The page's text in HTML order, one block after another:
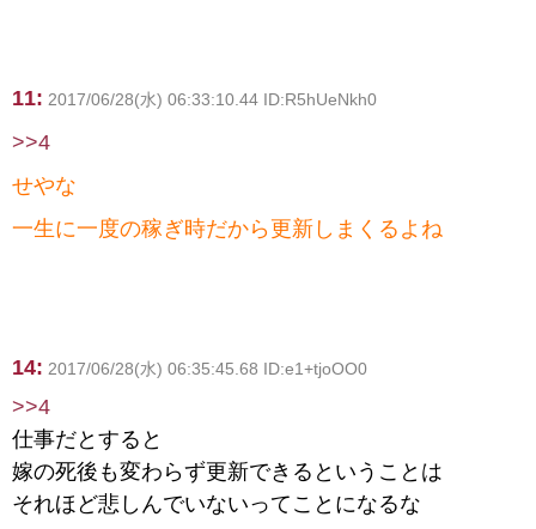
11: 2017/06/28(水) 06:33:10.44 ID:R5hUeNkh0
>>4
せやな
一生に一度の稼ぎ時だから更新しまくるよね
14: 2017/06/28(水) 06:35:45.68 ID:e1+tjoOO0
>>4
仕事だとすると
嫁の死後も変わらず更新できるということは
それほど悲しんでいないってことになるな